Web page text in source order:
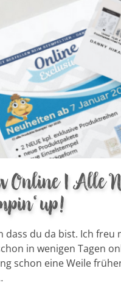
Online | Alle
up!
dass du da bist. Ich
in wenigen Tagen
schon eine Weile